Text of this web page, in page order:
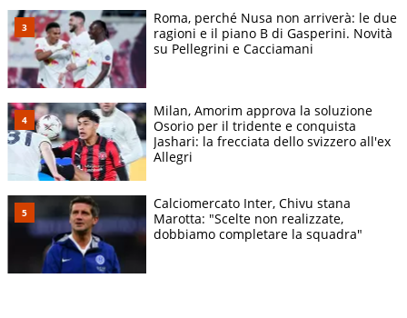
Roma, perché Nusa non arriverà: le due
ragioni e il piano B di Gasperini. Novità
su Pellegrini e Cacciamani
Milan, Amorim approva la soluzione
Osorio per il tridente e conquista
Jashari: la frecciata dello svizzero all'ex
Allegri
Calciomercato Inter, Chivu stana
Marotta: "Scelte non realizzate,
dobbiamo completare la squadra"